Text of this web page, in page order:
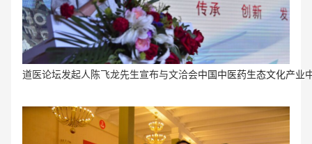
道医论坛发起人陈飞龙先生宣布与文洽会中国中医药生态文化产业